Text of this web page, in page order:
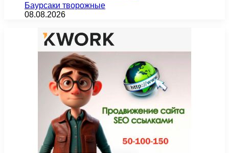
Баурсаки творожные
08.08.2026